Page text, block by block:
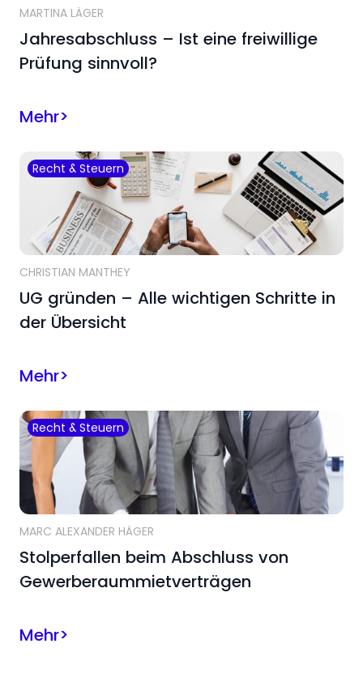
MARTINA LÄGER
Jahresabschluss – Ist eine freiwillige
Prüfung sinnvoll?
Mehr>
Recht & Steuern
CHRISTIAN MANTHEY
UG gründen – Alle wichtigen Schritte in
der Übersicht
Mehr>
Recht & Steuern
MARC ALEXANDER HÄGER
Stolperfallen beim Abschluss von
Gewerberaummietverträgen
Mehr>